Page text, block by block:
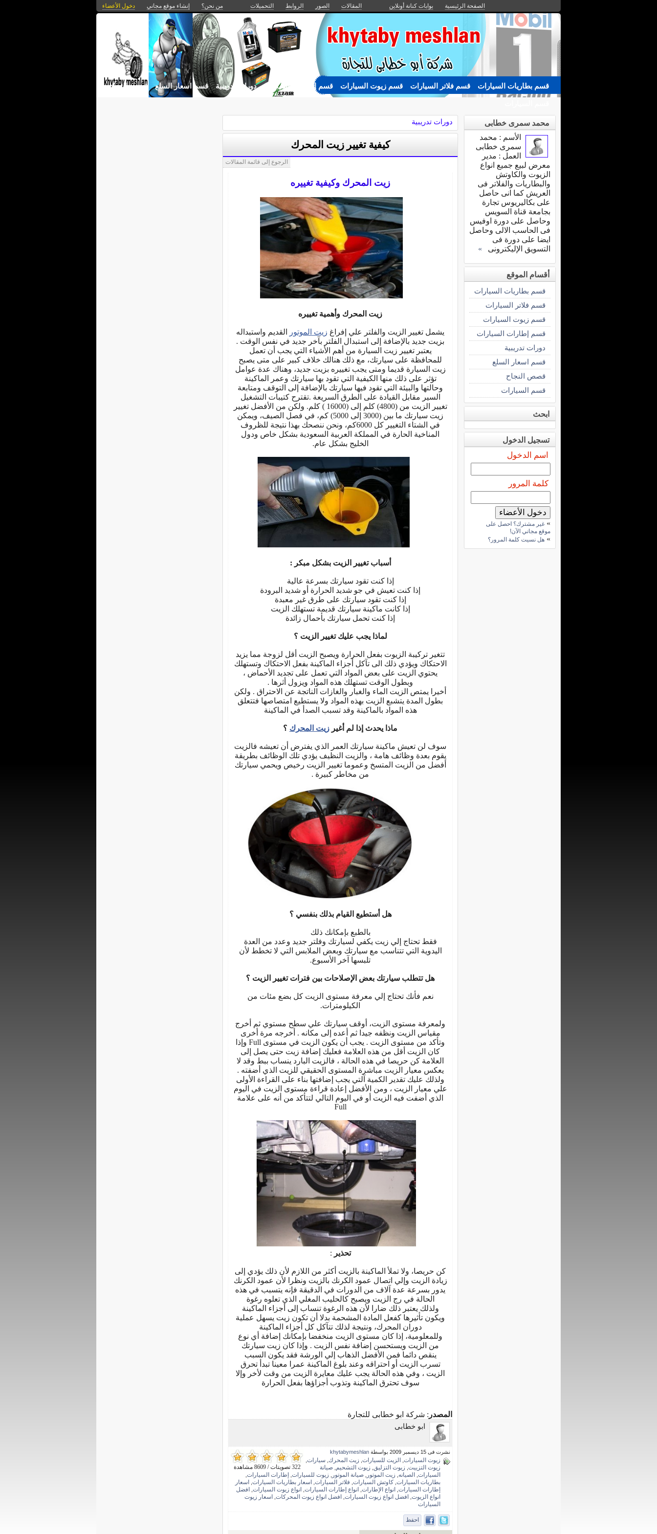
الصفحة الرئيسية بوابات كنانة أونلاين المقالات الصور الروابط التحميلات من نحن؟ إنشاء موقع مجاني دخول الأعضاء
قسم بطاريات السيارات قسم فلاتر السيارات قسم زيوت السيارات قسم إطارات السيارات دورات تدريبية قسم اسعار السلع قصص النجاح
دورات تدريبية
كيفية تغيير زيت المحرك
الرجوع إلى قائمة المقالات
زيت المحرك وكيفية تغييره
زيت المحرك وأهمية تغييره
يشمل تغيير الزيت والفلتر علي إفراغ زيت الموتور
القديم واستبداله
بزيت جديد بالإضافة إلى استبدال الفلتر بآخر جديد في نفس الوقت .
يعتبر تغيير زيت السيارة من أهم الأشياء التي يجب أن تعمل
للمحافظة على سيارتك، مع ذلك هنالك خلاف كبير على متى يصبح
زيت السيارة قديما ومتى يجب تغييره بزيت جديد، وهناك عدة عوامل
تؤثر على ذلك منها الكيفية التي تقود بها سيارتك وعمر الماكينة
وحالتها والبيئة التي تقود فيها سيارتك بالإضافة إلى التوقف ومتابعة
السير مقابل القيادة على الطرق السريعة .تقترح كتيبات التشغيل
تغيير الزيت من (4800) كلم إلى (16000 ) كلم. ولكن من الأفضل تغيير
زيت سيارتك ما بين (3000 إلى 5000) كم، في فصل الصيف، ويمكن
في الشتاء التغيير كل 6000كم، ونحن ننصحك بهذا نتيجة للظروف
المناخية الحارة في المملكة العربية السعودية بشكل خاص ودول
الخليج بشكل عام.
أسباب تغيير الزيت بشكل مبكر :
إذا كنت تقود سيارتك بسرعة عالية
إذا كنت تعيش في جو شديد الحرارة أو شديد البرودة
إذا كنت تقود سيارتك على طرق غير معبدة
إذا كانت ماكينة سيارتك قديمة تستهلك الزيت
إذا كنت تحمل سيارتك بأحمال زائدة
لماذا يجب عليك تغيير الزيت ؟
تتغير تركيبة الزيوت بفعل الحرارة ويصبح الزيت أقل لزوجة مما يزيد
الاحتكاك ويؤدي ذلك الى تآكل أجزاء الماكينة بفعل الاحتكاك وتستهلك
يحتوي الزيت على بعض المواد التي تعمل على تجديد الأحماض ،
وبطول الوقت تستهلك هذه المواد ويزول أثرها .
أخيرا يمتص الزيت الماء والغبار والغازات الناتجة عن الاحتراق . ولكن
بطول المدة يتشبع الزيت بهذه المواد ولا يستطيع امتصاصها فتتعلق
هذه المواد بالماكينة وقد تسبب الصدأ في الماكينة
ماذا يحدث إذا لم أغير زيت المحرك ؟
سوف لن تعيش ماكينة سيارتك العمر الذي يفترض أن تعيشه فالزيت
يقوم بعدة وظائف هامة ، والزيت النظيف يؤدي تلك الوظائف بطريقة
أفضل من الزيت المتسخ وعموما تغيير الزيت رخيص ويحمي سيارتك
من مخاطر كبيرة .
هل أستطيع القيام بذلك بنفسي ؟
بالطبع بإمكانك ذلك
فقط تحتاج إلي زيت يكفي لسيارتك وفلتر جديد وعدد من العدة
اليدوية التي تتناسب مع سيارتك وبعض الملابس التي لا تخطط لأن
تلبسها آخر الأسبوع.
هل تتطلب سيارتك بعض الإصلاحات بين فترات تغيير الزيت ؟
نعم فأنك تحتاج إلي معرفة مستوى الزيت كل بضع مئات من
الكيلومترات.
ولمعرفة مستوى الزيت، أوقف سيارتك علي سطح مستوي ثم أخرج
مقياس الزيت ونظفه جيدا ثم أعده إلى مكانه . أخرجه مرة أخرى
وتأكد من مستوى الزيت . يجب أن يكون الزيت في مستوى Full وإذا
كان الزيت أقل من هذه العلامة فعليك إضافة زيت حتى يصل إلى
العلامة كن حريصا في هذه الحالة ، فالزيت البارد ينساب ببط وقد لا
يعكس معيار الزيت مباشرة المستوى الحقيقي للزيت الذي أضفته .
ولذلك عليك تقدير الكمية آلتي يجب إضافتها بناء على القراءة الأولى
علي معيار الزيت ، ومن الأفضل إعادة قراءة مستوى الزيت في اليوم
الذي أضفت فيه الزيت أو في اليوم التالي لتتأكد من أنه على علامة
Full
تحذير :
كن حريصا، ولا تملأ الماكينة بالزيت أكثر من اللازم لأن ذلك يؤدي إلى
زيادة الزيت وإلي اتصال عمود الكرنك بالزيت ونظرا لأن عمود الكرنك
يدور بسرعة عدة آلاف من الدورات في الدقيقة فإنه يتسبب في هذه
الحالة في رج الزيت ويصبح كالحليب المغلي الذي تعلوه رغوة
ولذلك يعتبر ذلك ضارا لأن هذه الرغوة تنساب إلى أجزاء الماكينة
ويكون تأثيرها كفعل المادة المشحمة بدلا أن تكون زيت يسهل عملية
دوران المحرك، ونتيجة لذلك تتآكل كل أجزاء الماكينة
وللمعلومية، إذا كان مستوى الزيت منخفضا بإمكانك إضافة أي نوع
من الزيت ويستحسن إضافة نفس الزيت . وإذا كان زيت سيارتك
ينقص دائما فمن الأفضل الذهاب إلي الورشة فقد يكون السبب
تسرب الزيت أو احتراقه وعند بلوغ الماكينة عمرا معينا تبدأ تحرق
الزيت ، وفي هذه الحالة يجب عليك معايرة الزيت من وقت لأخر وإلا
سوف تحترق الماكينة وتذوب أجزاؤها بفعل الحرارة
المصدر : شركة ابو خطابى للتجارة
ابو خطابى
322 تصويتات / 8609 مشاهدة
نشرت فى 15 ديسمبر 2009 بواسطة khytabymeshlan
زيوت السيارات الزيت للسيارات زيت المحرك سيارات
زيوت التزييت زيوت التزليق زيوت التشحيم صيانة
السيارات
الصيانه زيت الموتور صيانة الموتور زيوت للسيارات إطارات السيارات
بطاريات السيارات كاوتش السيارات فلاتر السيارات اسعار بطاريات السيارات
اسعار
إطارات السيارات
انواع الإطارات انواع إطارات السيارات انواع زيوت السيارات
افضل
انواع الزيوت
افضل انواع زيوت السيارات افضل انواع زيوت المحركات
اسعار زيوت
السيارات
احفظ
محمد سمرى خطابى
الأسم : محمد
سمرى خطابى
العمل : مدير
معرض لبيع جميع انواع
الزيوت والكاوتش
والبطاريات والفلاتر فى
العريش كما انى حاصل
على بكاليريوس تجارة
بجامعة قناة السويس
وحاصل على دورة اوفيس
فى الحاسب الالى وحاصل
ايضا على دورة فى
التسويق الإليكترونى »
أقسام الموقع
قسم بطاريات السيارات
قسم فلاتر السيارات
قسم زيوت السيارات
قسم إطارات السيارات
دورات تدريبية
قسم اسعار السلع
قصص النجاح
قسم السيارات
ابحث
تسجيل الدخول
اسم الدخول
كلمة المرور
» غير مشترك؟ احصل على
موقع مجاني الآن!
» هل نسيت كلمة المرور؟